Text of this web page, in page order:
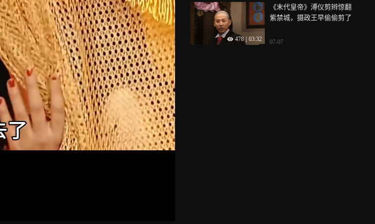
478 03:32
《末代皇帝》溥仪剪辫惊翻
紫禁城，摄政王早偷偷剪了
07-07